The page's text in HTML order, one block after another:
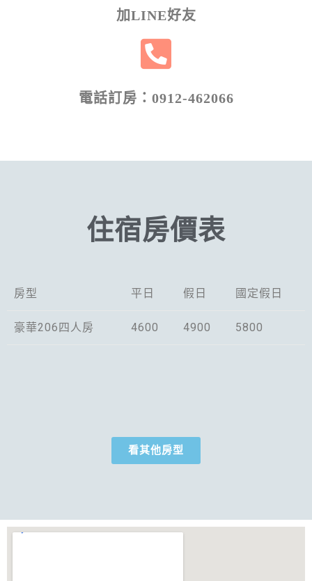
加LINE好友
電話訂房：0912-462066
住宿房價表
房型 平日 假日 國定假日
豪華206四人房 4600 4900 5800
看其他房型